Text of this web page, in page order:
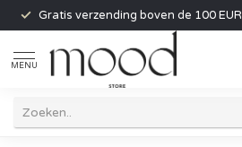
Gratis verzending boven de 100 EUR
MENU